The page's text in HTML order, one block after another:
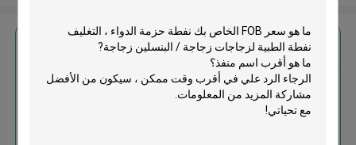
احصل على افضل سعر ل
نفطة حزمة الدواء ، التغليف نفطة